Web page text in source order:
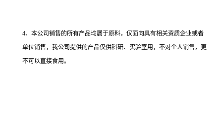
4、本公司销售的所有产品均属于原料，仅面向具有相关资质企业或者
单位销售，我公司提供的产品仅供科研、实验室用，不对个人销售，更
不可以直接食用。